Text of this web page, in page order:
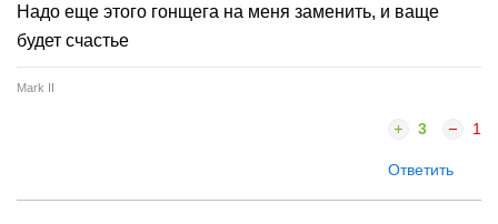
Надо еще этого гонщега на меня заменить, и ваще
будет счастье
Mark II
3 1
Ответить